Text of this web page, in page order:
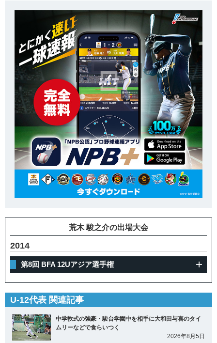
荒木 駿之介の出場大会
2014
第8回 BFA 12Uアジア選手権
U-12代表 関連記事
中学軟式の強豪・駿台学園中を相手に大和田与喜のタイ
ムリーなどで食らいつく
2026年8月5日